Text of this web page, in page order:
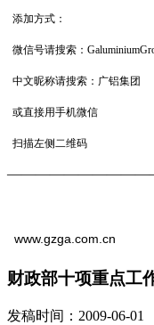
添加方式：
微信号请搜索：
中文昵称请搜索：广铝集团
或直接用手机微信
扫描左侧二维码
——————————
www.gzga.com.cn
财政部十项重点工
发稿时间：2009-06-01